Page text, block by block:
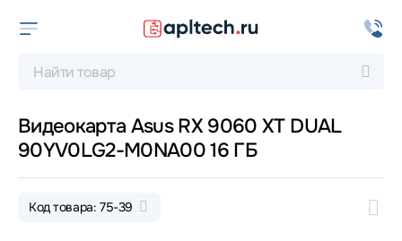
Видеокарта Asus RX 9060 XT DUAL
90YV0LG2-M0NA00 16 ГБ
Код товара: 75-39